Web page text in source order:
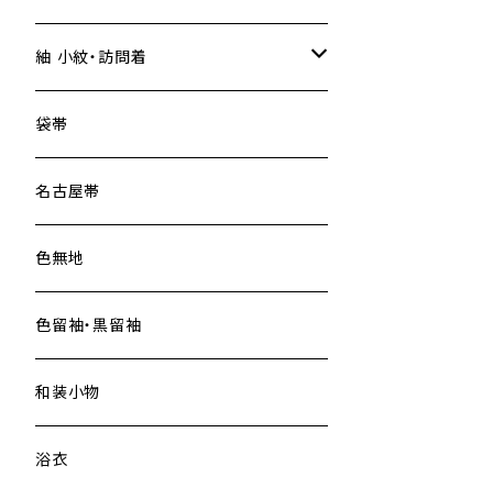
紬 小紋・訪問着
大島紬
袋帯
名古屋帯
色無地
色留袖・黒留袖
和装小物
浴衣